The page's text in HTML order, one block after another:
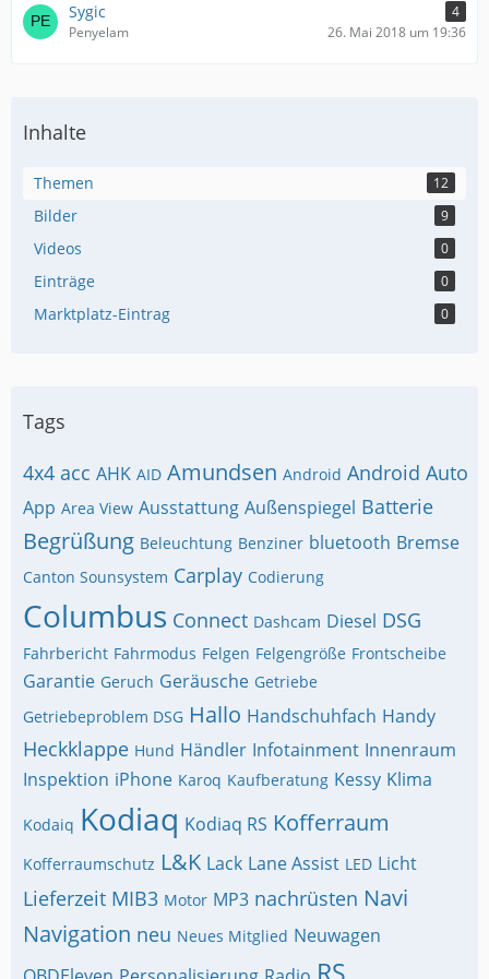
Sygic
4
Penyelam
26. Mai 2018 um 19:36
Inhalte
Themen 12
Bilder 9
Videos 0
Einträge 0
Marktplatz-Eintrag 0
Tags
4x4 acc AHK AID Amundsen Android Android Auto
App Area View Ausstattung Außenspiegel Batterie
Begrüßung Beleuchtung Benziner bluetooth Bremse
Canton Sounsystem Carplay Codierung
Columbus Connect Dashcam Diesel DSG
Fahrbericht Fahrmodus Felgen Felgengröße Frontscheibe
Garantie Geruch Geräusche Getriebe
Getriebeproblem DSG Hallo Handschuhfach Handy
Heckklappe Hund Händler Infotainment Innenraum
Inspektion iPhone Karoq Kaufberatung Kessy Klima
Kodaiq Kodiaq Kodiaq RS Kofferraum
Kofferraumschutz L&K Lack Lane Assist LED Licht
Lieferzeit MIB3 Motor MP3 nachrüsten Navi
Navigation neu Neues Mitglied Neuwagen